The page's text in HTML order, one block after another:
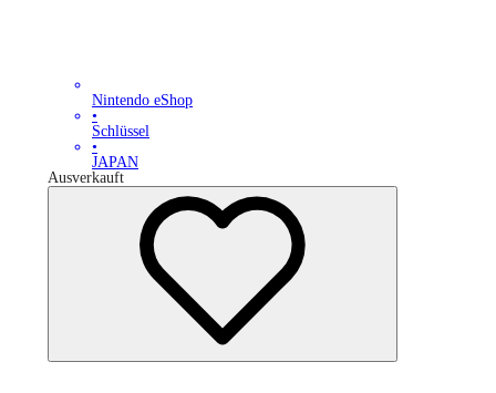
Nintendo eShop
•
Schlüssel
•
JAPAN
Ausverkauft